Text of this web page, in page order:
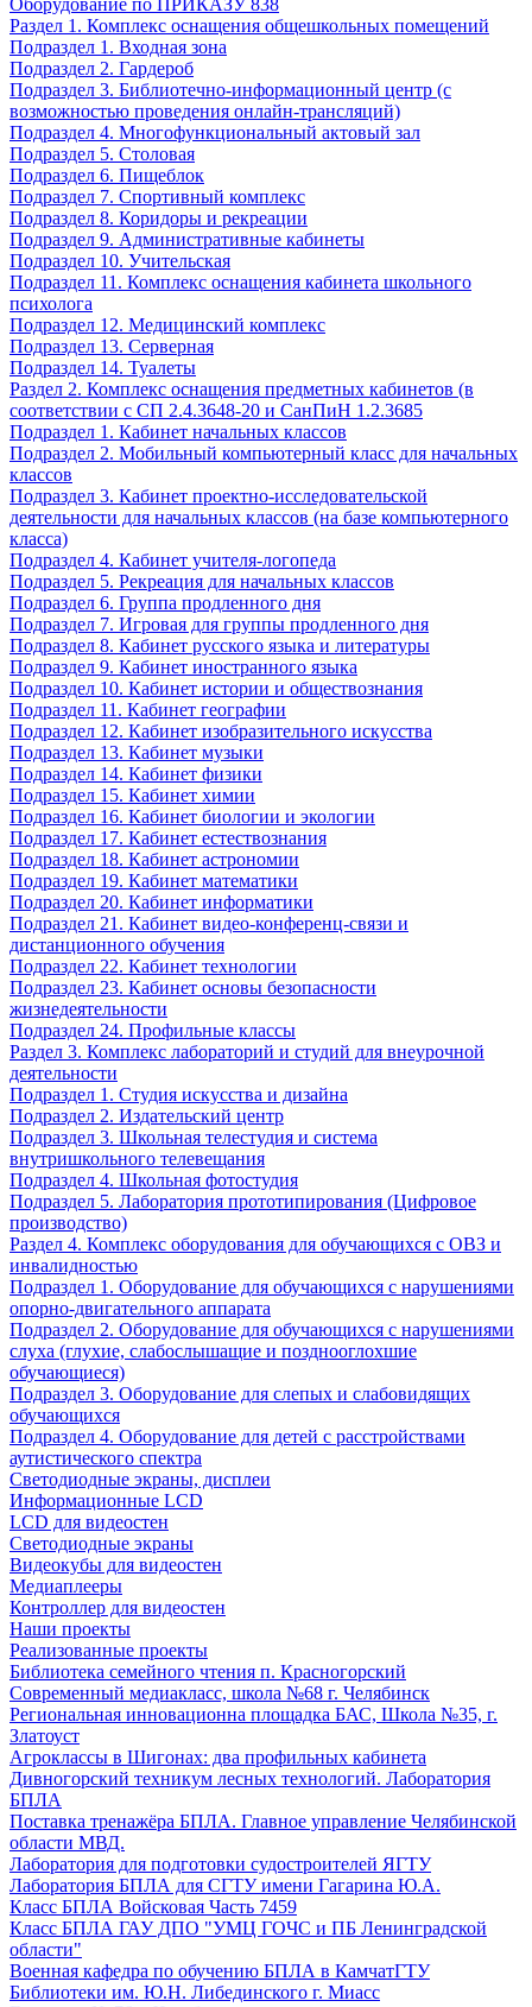
Оборудование по ПРИКАЗУ 838
Раздел 1. Комплекс оснащения общешкольных помещений
Подраздел 1. Входная зона
Подраздел 2. Гардероб
Подраздел 3. Библиотечно-информационный центр (с
возможностью проведения онлайн-трансляций)
Подраздел 4. Многофункциональный актовый зал
Подраздел 5. Столовая
Подраздел 6. Пищеблок
Подраздел 7. Спортивный комплекс
Подраздел 8. Коридоры и рекреации
Подраздел 9. Административные кабинеты
Подраздел 10. Учительская
Подраздел 11. Комплекс оснащения кабинета школьного
психолога
Подраздел 12. Медицинский комплекс
Подраздел 13. Серверная
Подраздел 14. Туалеты
Раздел 2. Комплекс оснащения предметных кабинетов (в
соответствии с СП 2.4.3648-20 и СанПиН 1.2.3685
Подраздел 1. Кабинет начальных классов
Подраздел 2. Мобильный компьютерный класс для начальных
классов
Подраздел 3. Кабинет проектно-исследовательской
деятельности для начальных классов (на базе компьютерного
класса)
Подраздел 4. Кабинет учителя-логопеда
Подраздел 5. Рекреация для начальных классов
Подраздел 6. Группа продленного дня
Подраздел 7. Игровая для группы продленного дня
Подраздел 8. Кабинет русского языка и литературы
Подраздел 9. Кабинет иностранного языка
Подраздел 10. Кабинет истории и обществознания
Подраздел 11. Кабинет географии
Подраздел 12. Кабинет изобразительного искусства
Подраздел 13. Кабинет музыки
Подраздел 14. Кабинет физики
Подраздел 15. Кабинет химии
Подраздел 16. Кабинет биологии и экологии
Подраздел 17. Кабинет естествознания
Подраздел 18. Кабинет астрономии
Подраздел 19. Кабинет математики
Подраздел 20. Кабинет информатики
Подраздел 21. Кабинет видео-конференц-связи и
дистанционного обучения
Подраздел 22. Кабинет технологии
Подраздел 23. Кабинет основы безопасности
жизнедеятельности
Подраздел 24. Профильные классы
Раздел 3. Комплекс лабораторий и студий для внеурочной
деятельности
Подраздел 1. Студия искусства и дизайна
Подраздел 2. Издательский центр
Подраздел 3. Школьная телестудия и система
внутришкольного телевещания
Подраздел 4. Школьная фотостудия
Подраздел 5. Лаборатория прототипирования (Цифровое
производство)
Раздел 4. Комплекс оборудования для обучающихся с ОВЗ и
инвалидностью
Подраздел 1. Оборудование для обучающихся с нарушениями
опорно-двигательного аппарата
Подраздел 2. Оборудование для обучающихся с нарушениями
слуха (глухие, слабослышащие и позднооглохшие
обучающиеся)
Подраздел 3. Оборудование для слепых и слабовидящих
обучающихся
Подраздел 4. Оборудование для детей с расстройствами
аутистического спектра
Светодиодные экраны, дисплеи
Информационные LCD
LCD для видеостен
Светодиодные экраны
Видеокубы для видеостен
Медиаплееры
Контроллер для видеостен
Наши проекты
Реализованные проекты
Библиотека семейного чтения п. Красногорский
Современный медиакласс, школа №68 г. Челябинск
Региональная инновационна площадка БАС, Школа №35, г.
Златоуст
Агроклассы в Шигонах: два профильных кабинета
Дивногорский техникум лесных технологий. Лаборатория
БПЛА
Поставка тренажёра БПЛА. Главное управление Челябинской
области МВД.
Лаборатория для подготовки судостроителей ЯГТУ
Лаборатория БПЛА для СГТУ имени Гагарина Ю.А.
Класс БПЛА Войсковая Часть 7459
Класс БПЛА ГАУ ДПО "УМЦ ГОЧС и ПБ Ленинградской
области"
Военная кафедра по обучению БПЛА в КамчатГТУ
Библиотеки им. Ю.Н. Либединского г. Миасс